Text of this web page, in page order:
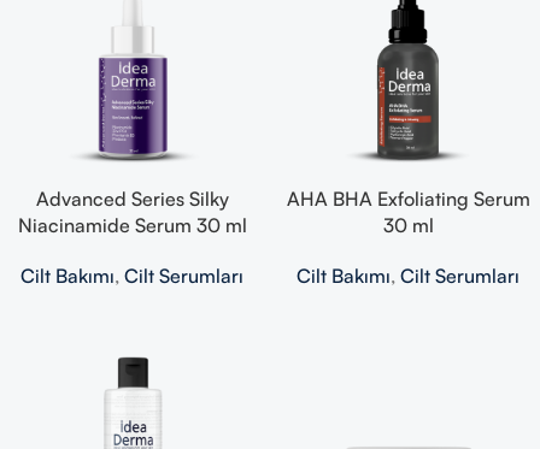
Advanced Series Silky
Niacinamide Serum 30 ml
Cilt Bakımı, Cilt Serumları
AHA BHA Exfoliating Serum
30 ml
Cilt Bakımı, Cilt Serumları